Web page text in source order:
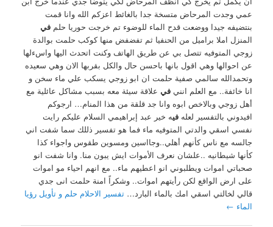
عمي وجدت المرحاض متسخة جدا بالغائط اعزكم الله وانا قمت
بنتضيفه جيدا ووضعت قدح الماء للوضوء تم خرجت حوريا حلمفي
المنزل املا براميل من الحنفيا ثم تفضفض منها كوكب حلمت بوالدة
زوجي المتوفيه تتصل بي عن طريق الهاتف وكنت اتحدث اليها واسءلها
عن احوالها وهي اقول بانها باحسن حال والكل بقربها الان وهي سعيده
وتحمدالله سالمي صفية حلمت ان ابو زوجي يسكب علي ماء سخن و
انا خائفة.. مع العلم اننيفي علاقة سيئة معه بسبب مشاكل عائلية مع
أهل زوجي وبالاخص ابوه وانا جد قلقة من هذا المنام… ارجوكم
افيدوني بالتفسير لعلهفيه خير عبد إبراهيمي السلام عليكم رايت
نفسي اسقي والدتي المتوفيه ماء فما هو تفسير ذللك سما شفت اني
جالسه مع ناس كأنهم أهلي..وجااسين ومسوين طقوس واجواء كذا
كأنها شيطانيه ..علشان نعرف الأموات ايش يبون منا. وانا شفت انو
صحباتي اموات ويطلبوني انو اعطيهم ماء.. مع انهم احياء مو اموات
على ارض الواقع لكن رأيتهم اموات.. وشكراً امنة حلمت انى جدي
قالي لخالتي اسقي امك بالماء البارد…تفسير الاحلام حلم و تأويل رؤيا
الماء ←